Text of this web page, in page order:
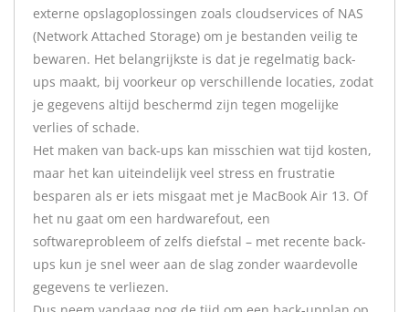
externe opslagoplossingen zoals cloudservices of NAS
(Network Attached Storage) om je bestanden veilig te
bewaren. Het belangrijkste is dat je regelmatig back-
ups maakt, bij voorkeur op verschillende locaties, zodat
je gegevens altijd beschermd zijn tegen mogelijke
verlies of schade.
Het maken van back-ups kan misschien wat tijd kosten,
maar het kan uiteindelijk veel stress en frustratie
besparen als er iets misgaat met je MacBook Air 13. Of
het nu gaat om een hardwarefout, een
softwareprobleem of zelfs diefstal – met recente back-
ups kun je snel weer aan de slag zonder waardevolle
gegevens te verliezen.